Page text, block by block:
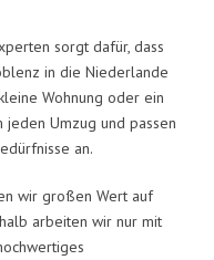
sorgt dafür, dass
in die Niederlande
Wohnung oder ein
jeden Umzug und passen
an.
wir großen Wert auf
arbeiten wir nur mit